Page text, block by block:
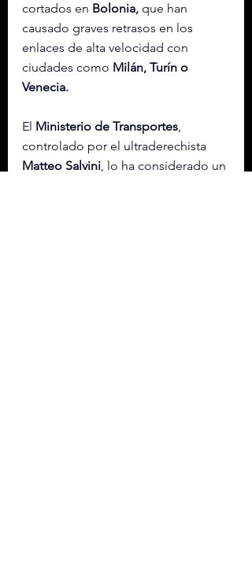
cortados en Bolonia, que han
causado graves retrasos en los
enlaces de alta velocidad con
ciudades como Milán, Turín o
Venecia.
El Ministerio de Transportes,
controlado por el ultraderechista
Matteo Salvini, lo ha considerado un